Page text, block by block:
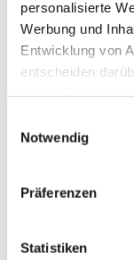
personalisierte
Werbung und
Entwicklung von
entscheiden
Trigger Symbol
können
Notwendig
Präferenzen
Statistiken
Die
2025